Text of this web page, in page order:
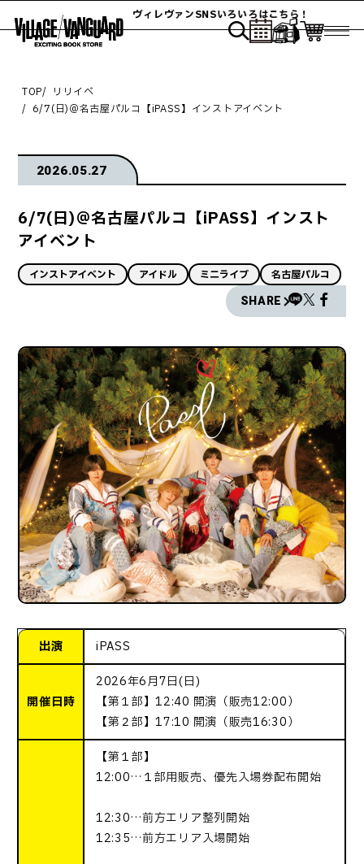
ヴィレヴァンSNSいろいろはこちら！
TOP
リリイベ
6/7(日)＠名古屋パルコ【iPASS】インストアイベント
2026.05.27
6/7(日)＠名古屋パルコ【iPASS】インスト
アイベント
インストアイベント アイドル ミニライブ 名古屋パルコ
SHARE
出演 iPASS
開催日時
2026年6月7日(日)
【第１部】12:40 開演（販売12:00）
【第２部】17:10 開演（販売16:30）
【第１部】
12:00…１部用販売、優先入場券配布開始
12:30…前方エリア整列開始
12:35…前方エリア入場開始